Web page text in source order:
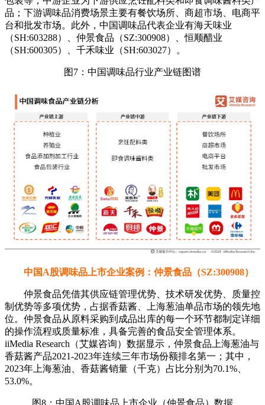
品；下游调味品消费场景主要有餐饮场所、商超市场、电商平
台和批发市场。此外，中国调味品代表企业有海天味业
（SH:603288）、仲景食品（SZ:300908）、恒顺醋业
（SH:600305）、千禾味业（SH:603027）。
图7：中国调味品行业产业链图谱
中国A股调味品上市企业案例：仲景食品（SZ:300908）
仲景食品凭借其供应链管理优势、技术研发优势、质量控
制优势等多项优势，占据香菇酱、上海葱油单品市场的领先地
位。仲景食品从原料采购到成品出库的每一个环节都制定详细
的操作流程或质量标准，具备完善的食品安全管理体系。
iiMedia Research（艾媒咨询）数据显示，仲景食品上海葱油与
香菇酱产品2021-2023年连续三年市场份额排名第一；其中，
2023年上海葱油、香菇酱销量（千克）占比分别为70.1%、
53.0%。
图8：中国A股调味品上市企业（仲景食品）数据